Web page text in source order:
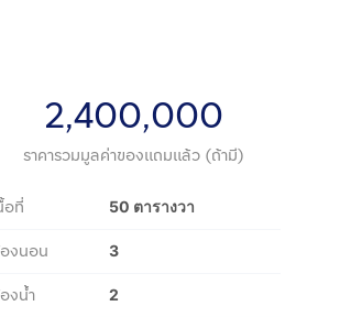
2,400,000
ราคารวมมูลค่าของแถมแล้ว (ถ้ามี)
อที่ 50 ตารางวา
งนอน 3
งน้ำ 2